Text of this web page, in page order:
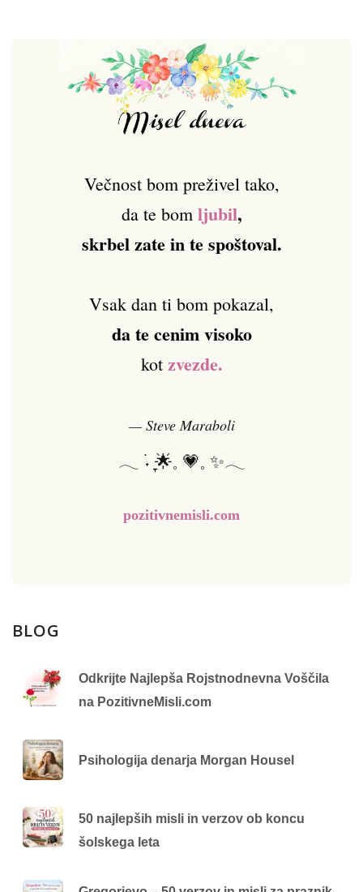
Večnost bom preživel tako,
da te bom ljubil,
skrbel zate in te spoštoval.
Vsak dan ti bom pokazal,
da te cenim visoko
kot zvezde.
— Steve Maraboli
𓂃 ࣪˖ ִֶָ🌟𓈒 💗𓈒 ✨𓂃
pozitivnemisli.com
BLOG
Odkrijte Najlepša Rojstnodnevna Voščila
na PozitivneMisli.com
Psihologija denarja Morgan Housel
50 najlepših misli in verzov ob koncu
šolskega leta